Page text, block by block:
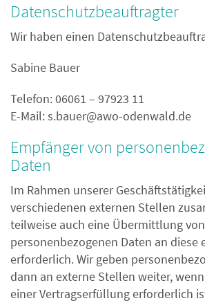
Datenschutz­beauftragter
Wir haben einen
Sabine Bauer
Telefon: 06061 – 97923 11
E-Mail:s.bauer@awo-odenwald.de
Empfänger von
Daten
Im Rahmen unserer
verschiedenen externen Stellen
teilweise auch eine Übermittlung von
personenbezogenen Daten an diese
erforderlich. Wir geben
dann an externe Stellen weiter,
einer Vertragserfüllung erforderlich